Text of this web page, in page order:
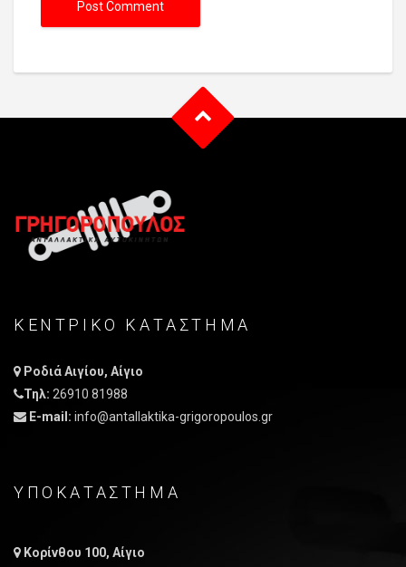
ΚΕΝΤΡΙΚO ΚΑΤAΣΤΗΜΑ
Ροδιά Αιγίου, Αίγιο
Τηλ: 26910 81988
E-mail: info@antallaktika-grigoropoulos.gr
ΥΠΟΚΑΤΑΣΤΗΜΑ
Κορίνθου 100, Αίγιο